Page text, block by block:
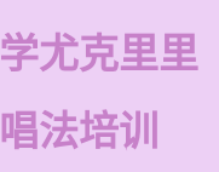
尤克里里
法培训